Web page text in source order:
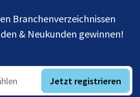
Branchenverzeichnissen
& Neukunden gewinnen!
Jetzt registrieren